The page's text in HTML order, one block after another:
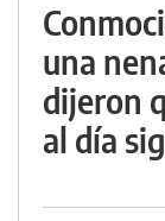
una
dijeron
al día